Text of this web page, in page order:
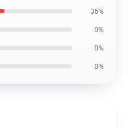
36%
0%
0%
0%